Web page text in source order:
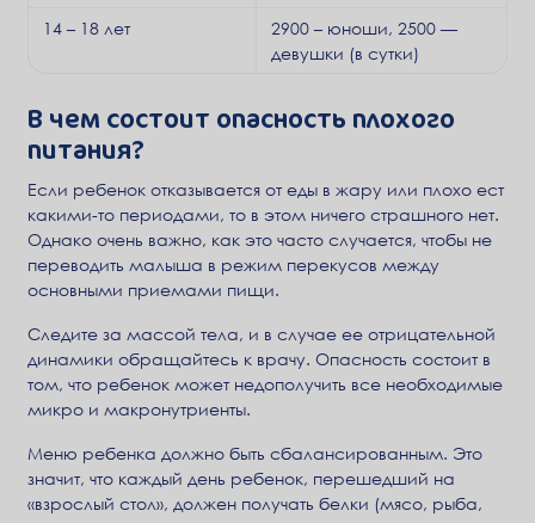
14 – 18 лет
2900 – юноши, 2500 —
девушки (в сутки)
В чем состоит опасность плохого
питания?
Если ребенок отказывается от еды в жару или плохо ест
какими-то периодами, то в этом ничего страшного нет.
Однако очень важно, как это часто случается, чтобы не
переводить малыша в режим перекусов между
основными приемами пищи.
Следите за массой тела, и в случае ее отрицательной
динамики обращайтесь к врачу. Опасность состоит в
том, что ребенок может недополучить все необходимые
микро и макронутриенты.
Меню ребенка должно быть сбалансированным. Это
значит, что каждый день ребенок, перешедший на
«взрослый стол», должен получать белки (мясо, рыба,